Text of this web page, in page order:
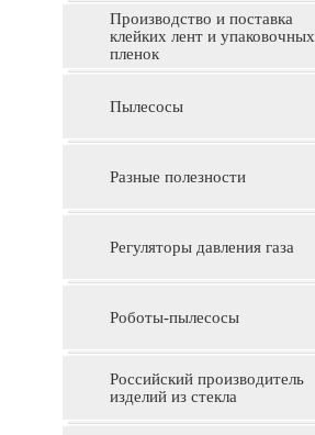
Производство и поставка
клейких лент и упаковочных
пленок
Пылесосы
Разные полезности
Регуляторы давления газа
Роботы-пылесосы
Российский производитель
изделий из стекла